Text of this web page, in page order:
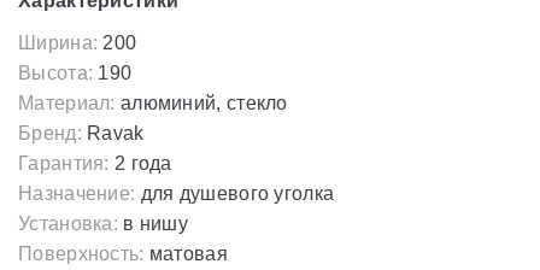
Ширина: 200
Высота: 190
Материал: алюминий, стекло
Бренд: Ravak
Гарантия: 2 года
Назначение: для душевого уголка
Установка: в нишу
Поверхность: матовая